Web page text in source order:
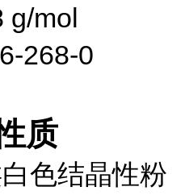
g/mol
268-0
质
色结晶性粉